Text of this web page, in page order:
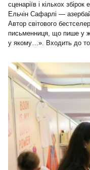
сценаріїв і кількох
Ельчін Сафарлі —
Автор світового
письменниця, що пише у
у якому…». Входить до